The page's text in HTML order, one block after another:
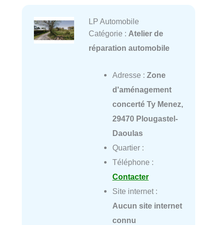
LP Automobile
Catégorie : Atelier de
réparation automobile
Adresse : Zone
d'aménagement
concerté Ty Menez,
29470 Plougastel-
Daoulas
Quartier :
Téléphone :
Contacter
Site internet :
Aucun site internet
connu